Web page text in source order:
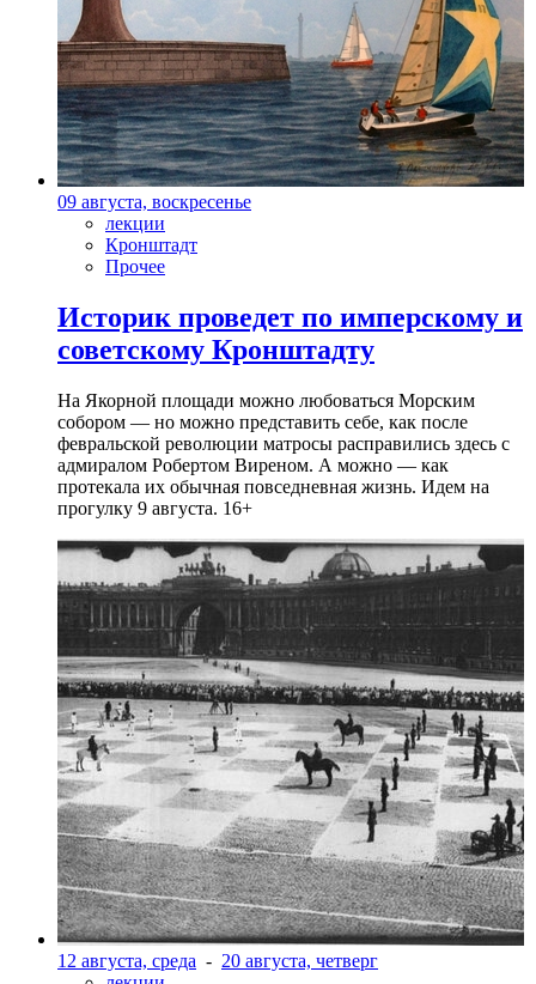
09 августа, воскресенье
лекции
Кронштадт
Прочее
Историк проведет по имперскому и
советскому Кронштадту
На Якорной площади можно любоваться Морским
собором — но можно представить себе, как после
февральской революции матросы расправились здесь с
адмиралом Робертом Виреном. А можно — как
протекала их обычная повседневная жизнь. Идем на
прогулку 9 августа. 16+
12 августа, среда - 20 августа, четверг